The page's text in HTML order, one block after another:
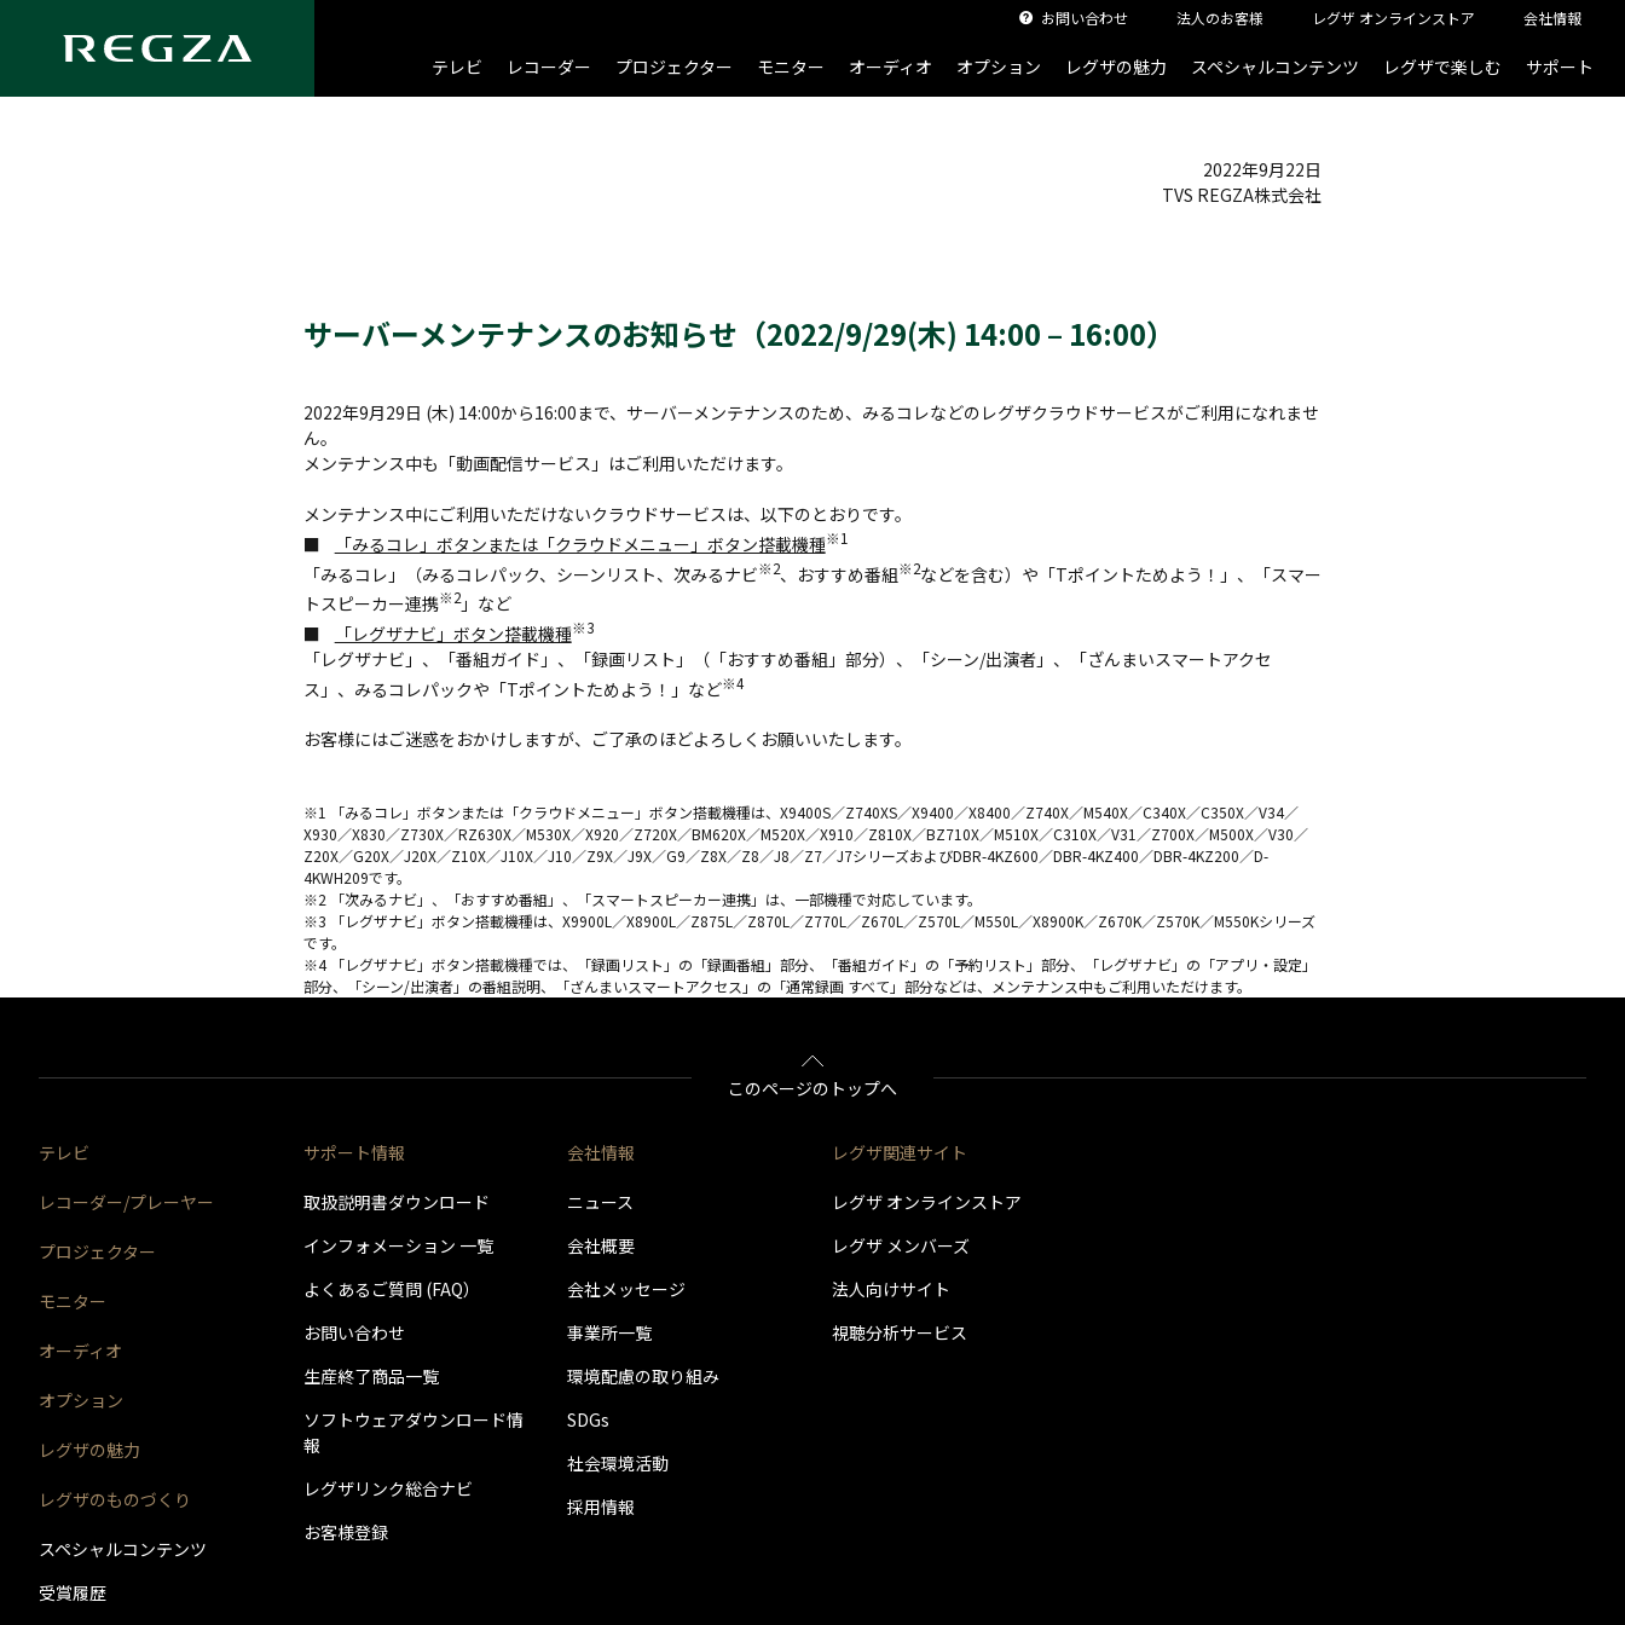
お問い合わせ 法人のお客様 レグザ オンラインストア 会社情報
テレビ レコーダー プロジェクター モニター オーディオ オプション レグザの魅力 スペシャルコンテンツ レグザで楽しむ サポート
2022年9月22日
TVS REGZA株式会社
サーバーメンテナンスのお知らせ（2022/9/29(木) 14:00 – 16:00）
2022年9月29日 (木) 14:00から16:00まで、サーバーメンテナンスのため、みるコレなどのレグザクラウドサービスがご利用になれませ
ん。
メンテナンス中も「動画配信サービス」はご利用いただけます。
メンテナンス中にご利用いただけないクラウドサービスは、以下のとおりです。
■
「みるコレ」ボタンまたは「クラウドメニュー」ボタン搭載機種※1
「みるコレ」（みるコレパック、シーンリスト、次みるナビ※2、おすすめ番組※2などを含む）や「Tポイントためよう！」、「スマー
トスピーカー連携※2」など
■
「レグザナビ」ボタン搭載機種※3
「レグザナビ」、「番組ガイド」、「録画リスト」（「おすすめ番組」部分）、「シーン/出演者」、「ざんまいスマートアクセ
ス」、みるコレパックや「Tポイントためよう！」など※4
お客様にはご迷惑をおかけしますが、ご了承のほどよろしくお願いいたします。
※1 「みるコレ」ボタンまたは「クラウドメニュー」ボタン搭載機種は、X9400S／Z740XS／X9400／X8400／Z740X／M540X／C340X／C350X／V34／
X930／X830／Z730X／RZ630X／M530X／X920／Z720X／BM620X／M520X／X910／Z810X／BZ710X／M510X／C310X／V31／Z700X／M500X／V30／
Z20X／G20X／J20X／Z10X／J10X／J10／Z9X／J9X／G9／Z8X／Z8／J8／Z7／J7シリーズおよびDBR-4KZ600／DBR-4KZ400／DBR-4KZ200／D-
4KWH209です。
※2 「次みるナビ」、「おすすめ番組」、「スマートスピーカー連携」は、一部機種で対応しています。
※3 「レグザナビ」ボタン搭載機種は、X9900L／X8900L／Z875L／Z870L／Z770L／Z670L／Z570L／M550L／X8900K／Z670K／Z570K／M550Kシリーズ
です。
※4 「レグザナビ」ボタン搭載機種では、「録画リスト」の「録画番組」部分、「番組ガイド」の「予約リスト」部分、「レグザナビ」の「アプリ・設定」
部分、「シーン/出演者」の番組説明、「ざんまいスマートアクセス」の「通常録画 すべて」部分などは、メンテナンス中もご利用いただけます。
このページのトップへ
テレビ
レコーダー/プレーヤー
プロジェクター
モニター
オーディオ
オプション
レグザの魅力
レグザのものづくり
スペシャルコンテンツ
受賞履歴
サポート情報
取扱説明書ダウンロード
インフォメーション 一覧
よくあるご質問 (FAQ）
お問い合わせ
生産終了商品一覧
ソフトウェアダウンロード情
報
レグザリンク総合ナビ
お客様登録
会社情報
ニュース
会社概要
会社メッセージ
事業所一覧
環境配慮の取り組み
SDGs
社会環境活動
採用情報
レグザ関連サイト
レグザ オンラインストア
レグザ メンバーズ
法人向けサイト
視聴分析サービス